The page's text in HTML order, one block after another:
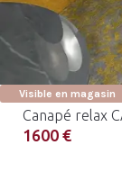
Visible en magasin
Canapé relax
1600 €